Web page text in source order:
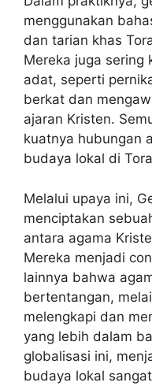
menggunakan
dan tarian khas
Mereka juga sering
adat, seperti
berkat dan
ajaran Kristen.
kuatnya hubungan
budaya lokal di
Melalui upaya ini,
menciptakan
antara agama
Mereka menjadi
lainnya bahwa
bertentangan,
melengkapi dan
yang lebih dalam
globalisasi ini,
budaya lokal